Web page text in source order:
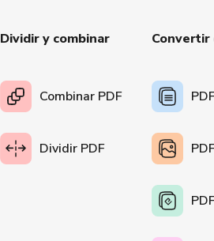
Dividir y combinar
Combinar PDF
Dividir PDF
Convertir